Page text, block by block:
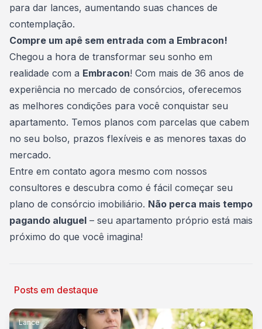
para dar lances, aumentando suas chances de
contemplação.
Compre um apê sem entrada com a Embracon!
Chegou a hora de transformar seu sonho em
realidade com a Embracon! Com mais de 36 anos de
experiência no mercado de consórcios, oferecemos
as melhores condições para você conquistar seu
apartamento. Temos planos com parcelas que cabem
no seu bolso, prazos flexíveis e as menores taxas do
mercado.
Entre em contato agora mesmo com nossos
consultores e descubra como é fácil começar seu
plano de consórcio imobiliário. Não perca mais tempo
pagando aluguel – seu apartamento próprio está mais
próximo do que você imagina!
Posts em destaque
Lance